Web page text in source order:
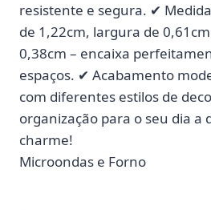
resistente e segura. ✔
de 1,22cm, largura de
0,38cm – encaixa
espaços. ✔ Acabamento
com diferentes estilos de
organização para o seu dia a
charme!
Microondas e Forno